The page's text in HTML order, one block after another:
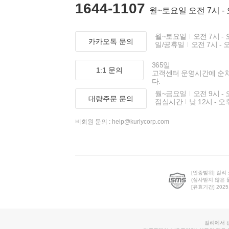
1644-1107 월~토요일 오전 7시 -
카카오톡 문의
월~토요일
오전 7시 -
일/공휴일
오전 7시 -
1:1 문의
365일
고객센터 운영시간에 순
다.
대량주문 문의
월~금요일
오전 9시 -
점심시간
낮 12시 - 오
비회원 문의 : help@kurlycorp.com
[인증범위] 컬리
(심사받지 않은
[유효기간]
컬리에서